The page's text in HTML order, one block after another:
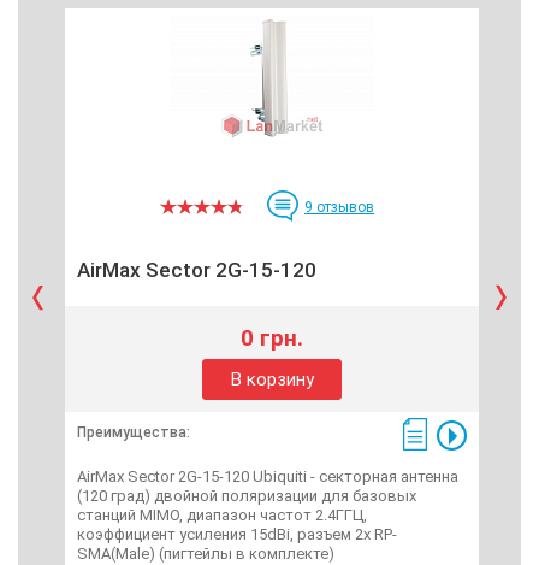
9 отзывов
AirMax Sector 2G-15-120
0 грн.
В корзину
Преимущества:
AirMax Sector 2G-15-120 Ubiquiti - секторная антенна
(120 град) двойной поляризации для базовых
станций MIMO, диапазон частот 2.4ГГЦ,
коэффициент усиления 15dBi, разъем 2х RP-
SMA(Male) (пигтейлы в комплекте)